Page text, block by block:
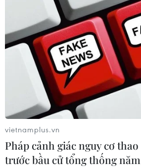
vietnamplus.vn
Pháp cảnh giác nguy cơ
trước bầu cử tổng thống năm